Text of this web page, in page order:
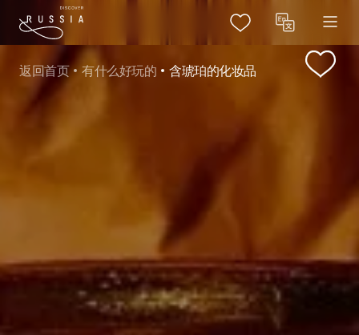
返回首页 有什么好玩的 含琥珀的化妆品